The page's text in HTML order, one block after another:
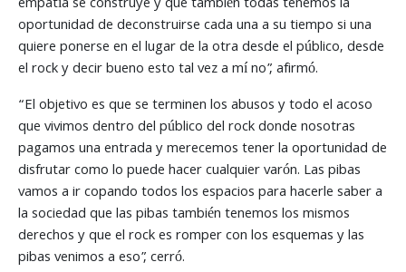
oportunidad de deconstruirse cada una a su tiempo si una
quiere ponerse en el lugar de la otra desde el público, desde
el rock y decir bueno esto tal vez a mí no”, afirmó.
“El objetivo es que se terminen los abusos y todo el acoso
que vivimos dentro del público del rock donde nosotras
pagamos una entrada y merecemos tener la oportunidad de
disfrutar como lo puede hacer cualquier varón. Las pibas
vamos a ir copando todos los espacios para hacerle saber a
la sociedad que las pibas también tenemos los mismos
derechos y que el rock es romper con los esquemas y las
pibas venimos a eso”, cerró.